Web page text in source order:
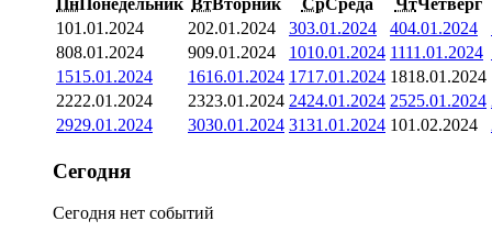
ПнПонедельник ВтВторник СрСреда ЧтЧетверг
101.01.2024 202.01.2024 303.01.2024 404.01.2024
808.01.2024 909.01.2024 1010.01.2024 1111.01.2024
1515.01.2024 1616.01.2024 1717.01.2024 1818.01.2024
2222.01.2024 2323.01.2024 2424.01.2024 2525.01.2024
2929.01.2024 3030.01.2024 3131.01.2024 101.02.2024
Сегодня
Сегодня нет событий